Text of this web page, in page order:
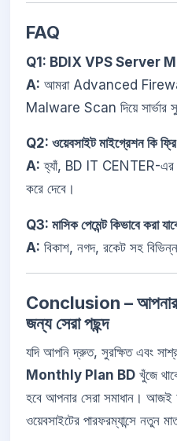
FAQ
Q1: BDIX VPS Server
A: আমরা Advanced
Malware Scan দিয়ে সার্ভার
Q2: ওয়েবসাইট মাইগ্রেশন কি
A: হ্যাঁ, BD IT CENTER-এর
করে দেবে।
Q3: মাসিক পেমেন্ট কিভাবে করা
A: বিকাশ, নগদ, রকেট সহ বিভিন্ন
Conclusion – আপনার
জন্য সেরা পছন্দ
যদি আপনি দ্রুত, সুরক্ষিত এবং
Monthly Plan BD খুঁজে
হবে আপনার সেরা সমাধান।
ওয়েবসাইটের পারফরম্যান্সে নতুন